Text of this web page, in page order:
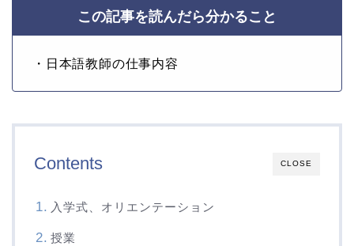
この記事を読んだら分かること
・日本語教師の仕事内容
CLOSE
Contents
入学式、オリエンテーション
授業